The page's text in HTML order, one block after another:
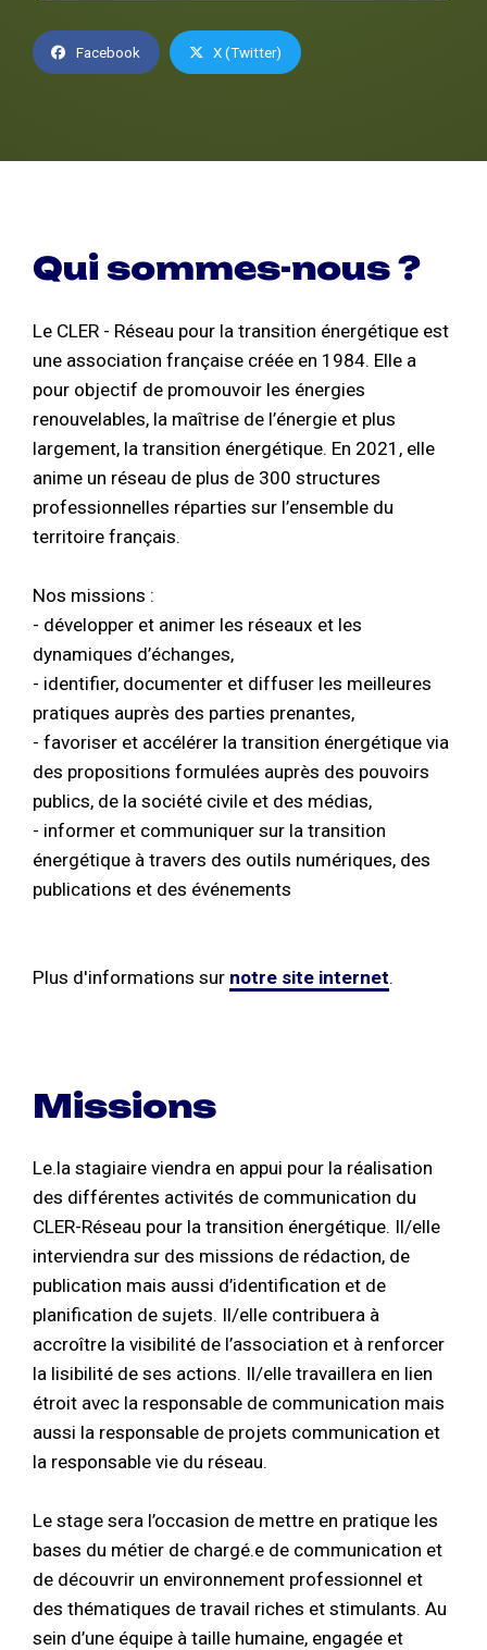
Facebook X (Twitter)
Qui sommes-nous ?
Le CLER - Réseau pour la transition énergétique est
une association française créée en 1984. Elle a
pour objectif de promouvoir les énergies
renouvelables, la maîtrise de l’énergie et plus
largement, la transition énergétique. En 2021, elle
anime un réseau de plus de 300 structures
professionnelles réparties sur l’ensemble du
territoire français.
Nos missions :
- développer et animer les réseaux et les
dynamiques d’échanges,
- identifier, documenter et diffuser les meilleures
pratiques auprès des parties prenantes,
- favoriser et accélérer la transition énergétique via
des propositions formulées auprès des pouvoirs
publics, de la société civile et des médias,
- informer et communiquer sur la transition
énergétique à travers des outils numériques, des
publications et des événements
Plus d'informations sur notre site internet.
Missions
Le.la stagiaire viendra en appui pour la réalisation
des différentes activités de communication du
CLER-Réseau pour la transition énergétique. Il/elle
interviendra sur des missions de rédaction, de
publication mais aussi d’identification et de
planification de sujets. Il/elle contribuera à
accroître la visibilité de l’association et à renforcer
la lisibilité de ses actions. Il/elle travaillera en lien
étroit avec la responsable de communication mais
aussi la responsable de projets communication et
la responsable vie du réseau.
Le stage sera l’occasion de mettre en pratique les
bases du métier de chargé.e de communication et
de découvrir un environnement professionnel et
des thématiques de travail riches et stimulants. Au
sein d’une équipe à taille humaine, engagée et